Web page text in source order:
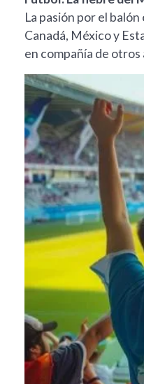
La pasión por el
Canadá, México y
en compañía de otros